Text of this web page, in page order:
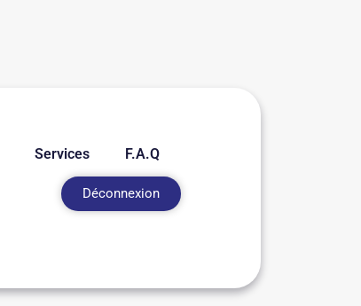
Services F.A.Q
Déconnexion